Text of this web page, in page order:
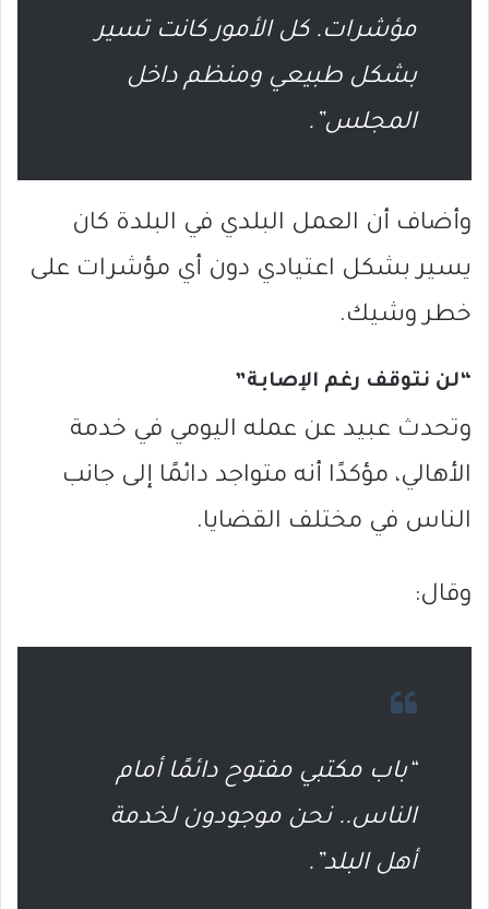
مؤشرات. كل الأمور كانت تسير
بشكل طبيعي ومنظم داخل
المجلس”.
وأضاف أن العمل البلدي في البلدة كان
يسير بشكل اعتيادي دون أي مؤشرات على
خطر وشيك.
“لن نتوقف رغم الإصابة”
وتحدث عبيد عن عمله اليومي في خدمة
الأهالي، مؤكدًا أنه متواجد دائمًا إلى جانب
الناس في مختلف القضايا.
وقال:
“باب مكتبي مفتوح دائمًا أمام
الناس.. نحن موجودون لخدمة
أهل البلد”.